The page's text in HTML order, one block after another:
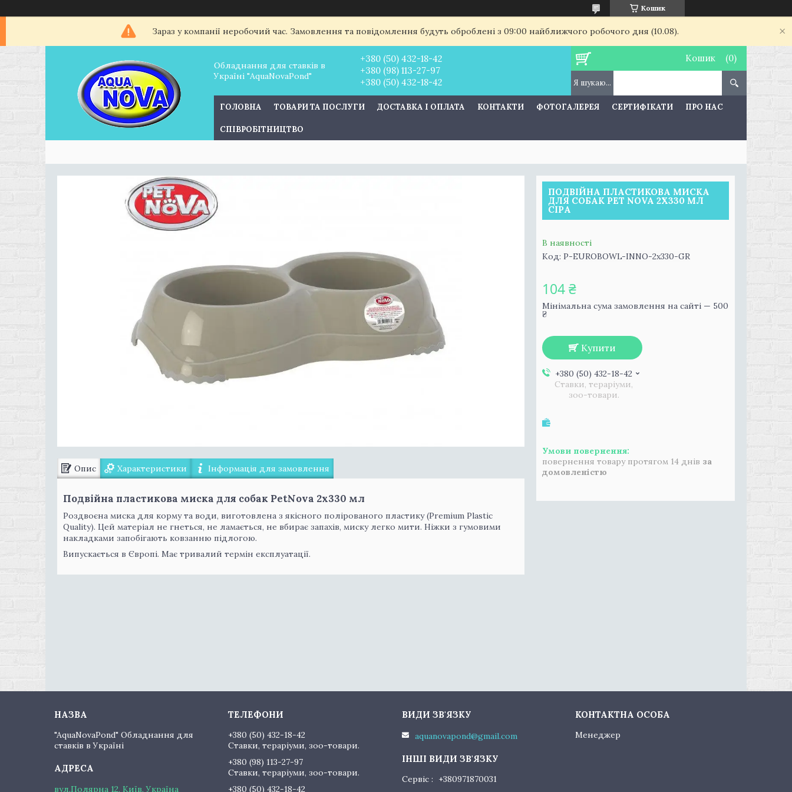
Кошик
Зараз у компанії неробочий час. Замовлення та повідомлення будуть оброблені з 09:00 найближчого робочого дня (10.08).
Обладнання для ставків в
Україні "AquaNovaPond"
+380 (50) 432-18-42
+380 (98) 113-27-97
+380 (50) 432-18-42
Кошик
ГОЛОВНА ТОВАРИ ТА ПОСЛУГИ ДОСТАВКА І ОПЛАТА КОНТАКТИ ФОТОГАЛЕРЕЯ СЕРТИФІКАТИ ПРО НАС
СПІВРОБІТНИЦТВО
Опис Характеристики Інформація для замовлення
Подвійна пластикова миска для собак PetNova 2х330 мл
Роздвоєна миска для корму та води, виготовлена з якісного полірованого пластику (Premium Plastic
Quality). Цей матеріал не гнеться, не ламається, не вбирає запахів, миску легко мити. Ніжки з гумовими
накладками запобігають ковзанню підлогою.
Випускається в Європі. Має тривалий термін експлуатації.
ПОДВІЙНА ПЛАСТИКОВА МИСКА
ДЛЯ СОБАК PET NOVA 2Х330 МЛ
СІРА
В наявності
Код: P-EUROBOWL-INNO-2х330-GR
104 ₴
Мінімальна сума замовлення на сайті — 500
₴
Купити
+380 (50) 432-18-42
Ставки, тераріуми,
зоо-товари.
повернення товару протягом 14 днів за
домовленістю
"AquaNovaPond" Обладнання для
ставків в Україні
вул.Полярна 12, Київ, Україна
+380 (50) 432-18-42
Ставки, тераріуми, зоо-товари.
+380 (98) 113-27-97
Ставки, тераріуми, зоо-товари.
+380 (50) 432-18-42
aquanovapond@gmail.com
Сервіс +380971870031
Менеджер